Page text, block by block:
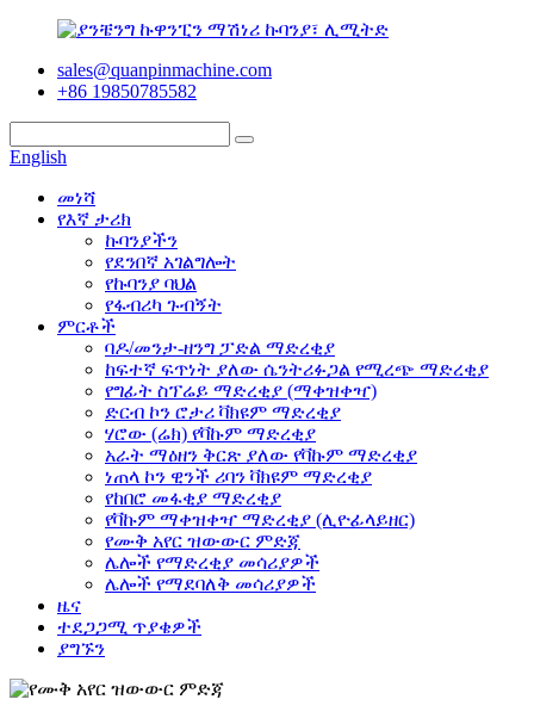
sales@quanpinmachine.com
+86 19850785582
English
መነሻ
የእኛ ታሪክ
ኩባንያችን
የደንበኛ አገልግሎት
የኩባንያ ባህል
የፋብሪካ ጉብኝት
ምርቶች
ባዶ/መንታ-ዘንግ ፓድል ማድረቂያ
ከፍተኛ ፍጥነት ያለው ሴንትሪፉጋል የሚረጭ ማድረቂያ
የግፊት ስፕሬይ ማድረቂያ (ማቀዝቀዣ)
ድርብ ኮን ሮታሪ ቫክዩም ማድረቂያ
ሃሮው (ሬክ) የቫኩም ማድረቂያ
አራት ማዕዘን ቅርጽ ያለው የቫኩም ማድረቂያ
ነጠላ ኮን ዊንች ሪባን ቫክዩም ማድረቂያ
የከበሮ መፋቂያ ማድረቂያ
የቫኩም ማቀዝቀዣ ማድረቂያ (ሊዮፊላይዘር)
የሙቅ አየር ዝውውር ምድጃ
ሌሎች የማድረቂያ መሳሪያዎች
ሌሎች የማደባለቅ መሳሪያዎች
ዜና
ተደጋጋሚ ጥያቄዎች
ያግኙን